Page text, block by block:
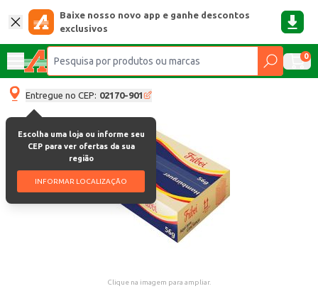
Baixe nosso novo app e ganhe descontos
exclusivos
0
Entregue no CEP: 02170-901
Escolha uma loja ou informe seu
CEP para ver ofertas da sua
região
INFORMAR LOCALIZAÇÃO
Clique na imagem para ampliar.